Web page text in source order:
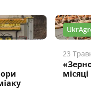
23
місяці